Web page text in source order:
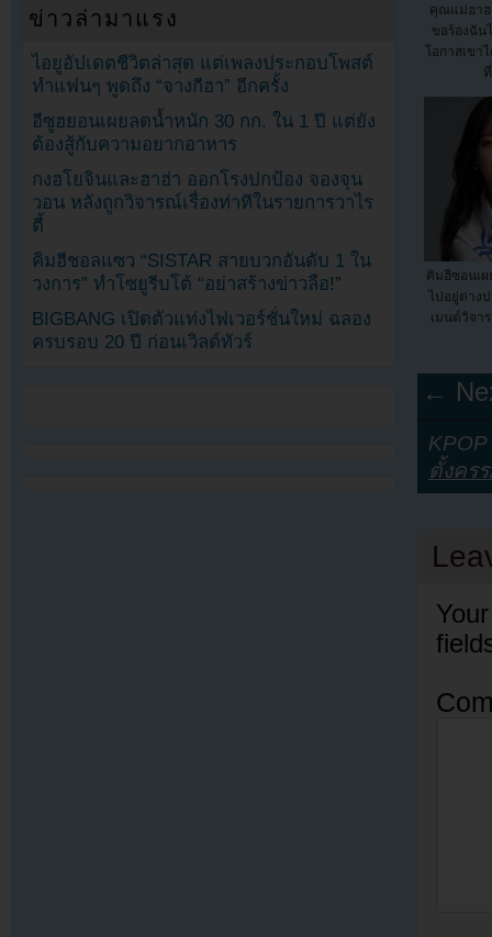
คุณแม่ฮาฮ
ขอร้องฉัน
โอกาสเขา
คิมฮีซอนเผ
ไปอยู่ต่างป
เมนต์วิจา
←
ตั้งคร
ข่าวล่ามาแรง
ไอยูอัปเดตชีวิตล่าสุด แต่เพลงประกอบโพสต์
ทำแฟนๆ พูดถึง “จางกีฮา” อีกครั้ง
อีซูฮยอนเผยลดน้ำหนัก 30 กก. ใน 1 ปี แต่ยัง
ต้องสู้กับความอยากอาหาร
กงฮโยจินและฮาฮ่า ออกโรงปกป้อง จองจุน
วอน หลังถูกวิจารณ์เรื่องท่าทีในรายการวาไร
ตี้
คิมฮีชอลแซว “SISTAR สายบวกอันดับ 1 ใน
วงการ” ทำโซยูรีบโต้ “อย่าสร้างข่าวลือ!”
BIGBANG เปิดตัวแท่งไฟเวอร์ชั่นใหม่ ฉลอง
ครบรอบ 20 ปี ก่อนเวิลด์ทัวร์